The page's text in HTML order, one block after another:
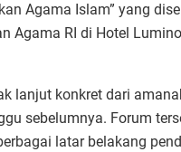
Agama Islam” yang
Agama RI di Hotel
lanjut konkret dari
sebelumnya. Forum
latar belakang